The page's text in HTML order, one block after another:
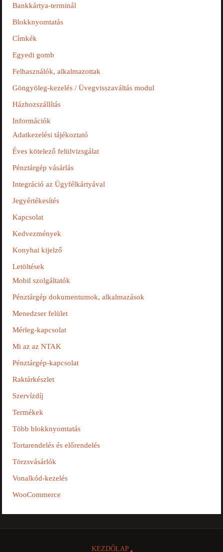
Bankkártya-terminál
Blokknyomtatás
Címkék
Egyedi gomb
Felhasználók, alkalmazottak
Göngyöleg-kezelés / Üvegvisszaváltás modul
Házhozszállítás
Információk
Adatkezelési tájékoztató
Éves kötelező felülvizsgálat
Pénztárgép vásárlás
Integráció az Ügyfélkártyával
Jegyértékesítés
Kapcsolat
Kedvezmények
Konyhai kijelző
Letöltések
Mobil szolgáltatók
Pénztárgép dokumentumok, alkalmazások
Menedzser felület
Mérleg-kapcsolat
Mi az az NTAK
Pénztárgép-kapcsolat
Raktárkészlet
Szervízdíj
Termékek
Több blokknyomtatás
Tortarendelés és előrendelés
Törzsvásárlók
Vonalkód-kezelés
WooCommerce
KEZDŐLAP